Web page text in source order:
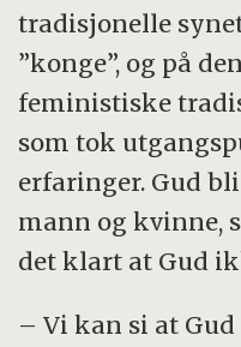
tradisjonelle
”konge”, og på
feministiske
som tok
erfaringer. Gud
mann og kvinne,
det klart at Gud
– Vi kan si at Gud